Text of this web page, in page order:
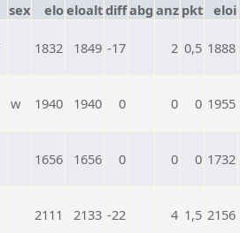
sex eloeloaltdiffabg anz pkt eloi
1832 1849 -17 2 0,5 1888
w 1940 1940 0 0 0 1955
1656 1656 0 0 0 1732
2111 2133 -22 4 1,5 2156